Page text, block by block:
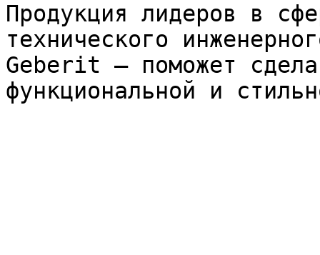
Продукция лидеров в
технического
Geberit – поможет
функциональной и